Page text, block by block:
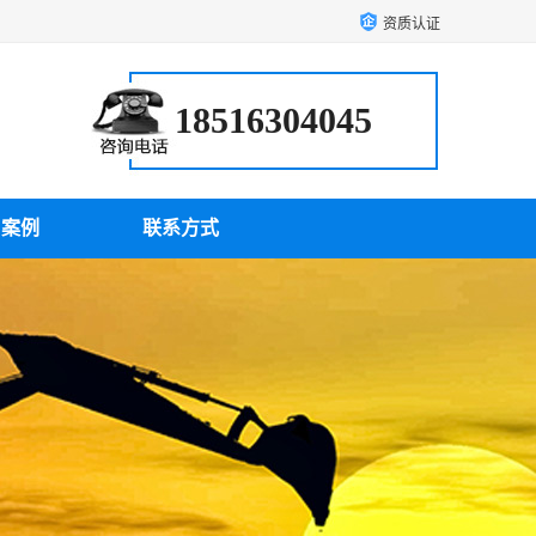
资质认证
18516304045
例 联系方式